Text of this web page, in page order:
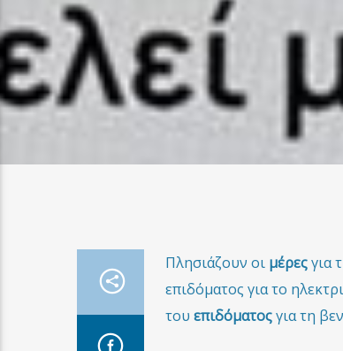
Πλησιάζουν οι μέρεςγια
επιδόματος για το
του επιδόματοςγια τη